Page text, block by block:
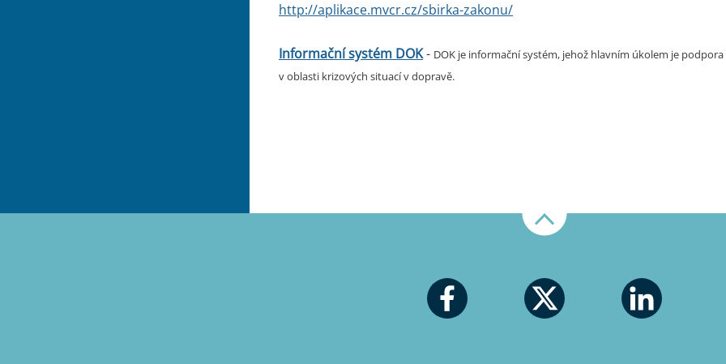
http://aplikace.mvcr.cz/sbirka-zakonu/
Informační systém DOK- DOK je informační systém, jehož hlavním úkolem je
v oblasti krizových situací v dopravě.